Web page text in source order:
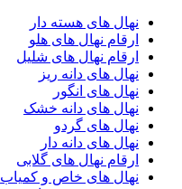
نهال های هسته دار
ارقام نهال های هلو
ارقام نهال های شلیل
نهال های دانه ریز
نهال های انگور
نهال های دانه خشک
نهال های گردو
نهال های دانه دار
ارقام نهال های گلابی
نهال های خاص و کمیاب